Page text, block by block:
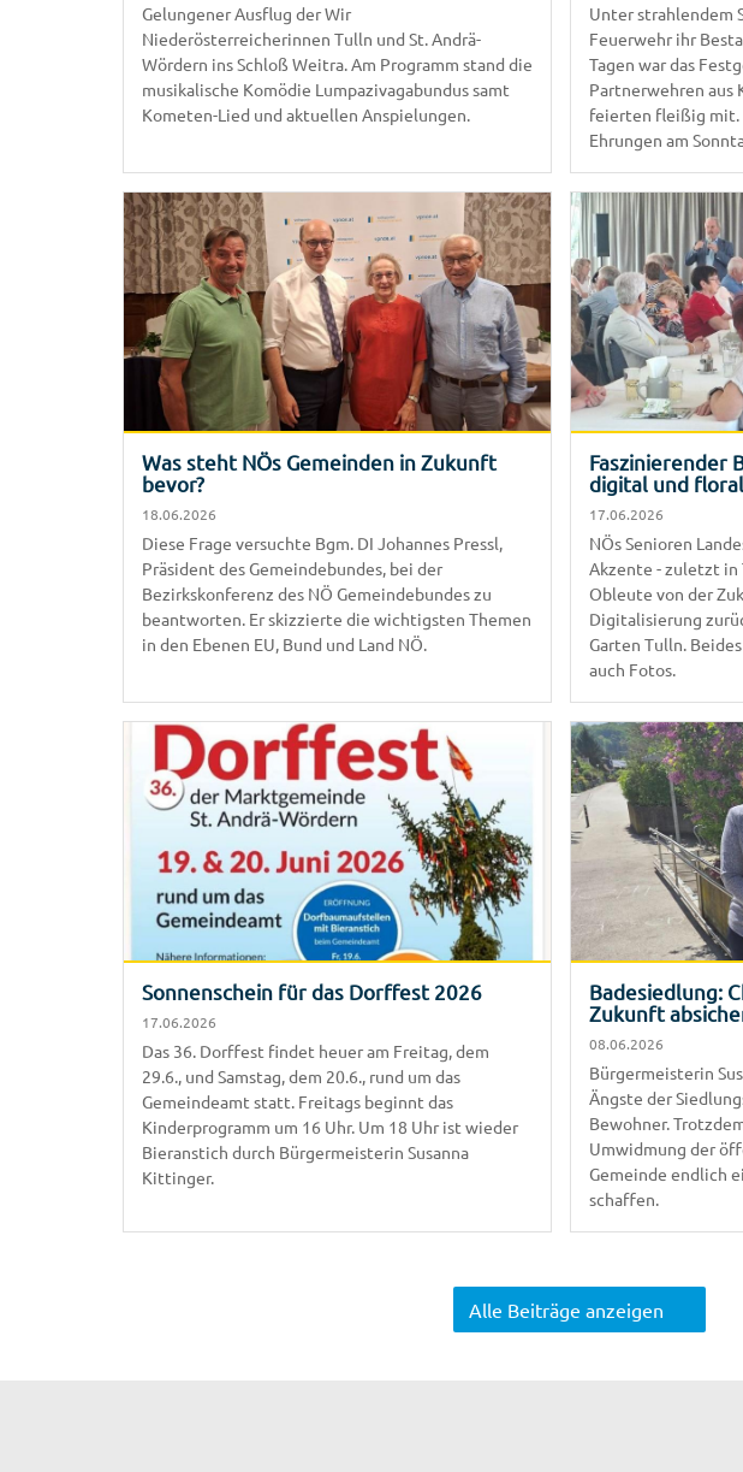
Gelungener Ausflug der Wir
Niederösterreicherinnen Tulln und St. Andrä-
Wördern ins Schloß Weitra. Am Programm stand die
musikalische Komödie Lumpazivagabundus samt
Kometen-Lied und aktuellen Anspielungen.
Unter strahlendem
Feuerwehr ihr
Tagen war das
Partnerwehren aus
feierten fleißig mit.
Ehrungen am
Was steht NÖs Gemeinden in Zukunft
bevor?
Diese Frage versuchte Bgm. DI Johannes Pressl,
Präsident des Gemeindebundes, bei der
Bezirkskonferenz des NÖ Gemeindebundes zu
beantworten. Er skizzierte die wichtigsten Themen
in den Ebenen EU, Bund und Land NÖ.
18.06.2026
Faszinierender
digital und floral
NÖs Senioren
Akzente - zuletzt
Obleute von der
Digitalisierung
Garten Tulln.
auch Fotos.
17.06.2026
Sonnenschein für das Dorffest 2026
Das 36. Dorffest findet heuer am Freitag, dem
29.6., und Samstag, dem 20.6., rund um das
Gemeindeamt statt. Freitags beginnt das
Kinderprogramm um 16 Uhr. Um 18 Uhr ist wieder
Bieranstich durch Bürgermeisterin Susanna
Kittinger.
17.06.2026
Badesiedlung:
Zukunft
Bürgermeisterin
Ängste der
Bewohner.
Umwidmung der
Gemeinde endlich
schaffen.
08.06.2026
Alle Beiträge anzeigen